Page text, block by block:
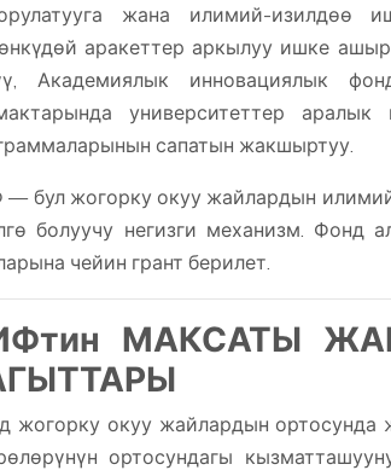
жана илимий-изилдөө
аракеттер аркылуу ишке
Академиялык инновациялык
университеттер
сапатын жакшыртуу.
бул жогорку окуу жайлардын
болуучу негизги механизм.
чейин грант берилет.
МАКСАТЫ
жогорку окуу жайлардын
ортосундагы